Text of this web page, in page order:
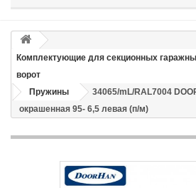
Комплектующие для секционных
ворот
Пружины
34065/mL/RAL7004
окрашенная 95- 6,5 левая (п/м)
Email
Способ доставки*
оплачивается при получении